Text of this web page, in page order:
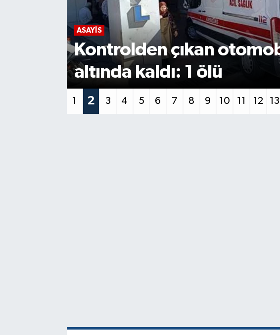
ASAYİS
Direksiyon hakimiyetini
otomobil refüje çarptı
1 2 3 4 5 6 7 8 9 10 11 12 13